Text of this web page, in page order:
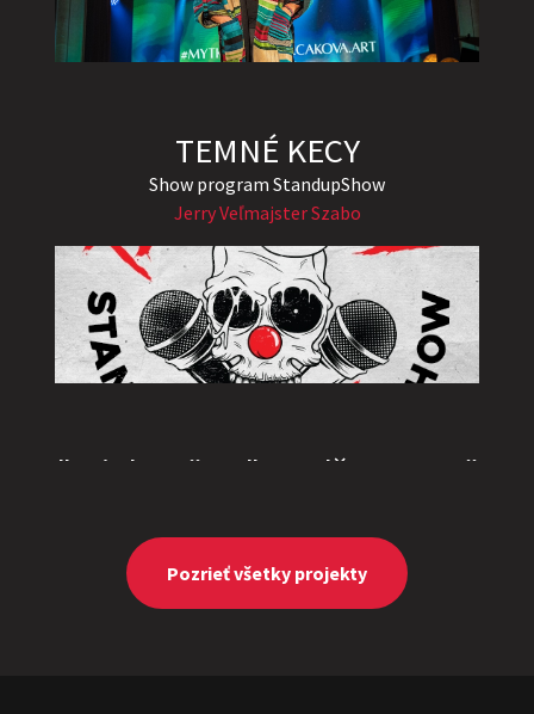
TEMNÉ KECY
Show program StandupShow
Jerry Veľmajster Szabo
"Triple M” or "Ingolštat TRIO”
Marcel Forgáč
Michal Hudák Marián Čekovský
Pozrieť všetky projekty